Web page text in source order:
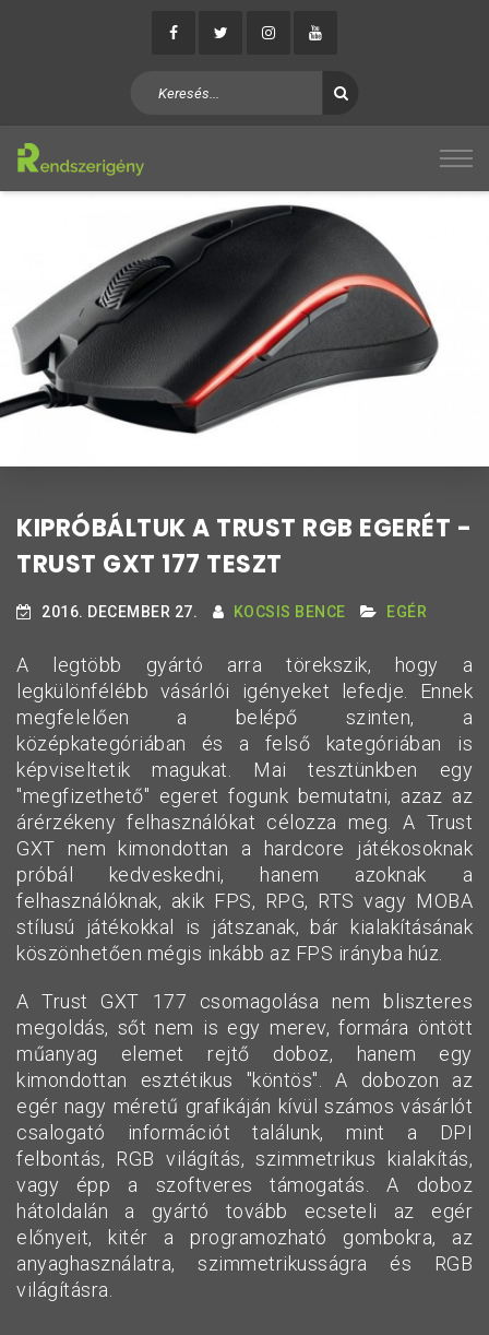
KIPRÓBÁLTUK A TRUST RGB EGERÉT -
TRUST GXT 177 TESZT
2016. DECEMBER 27. KOCSIS BENCE EGÉR
A legtöbb gyártó arra törekszik, hogy a
legkülönfélébb vásárlói igényeket lefedje. Ennek
megfelelően a belépő szinten, a
középkategóriában és a felső kategóriában is
képviseltetik magukat. Mai tesztünkben egy
"megfizethető" egeret fogunk bemutatni, azaz az
árérzékeny felhasználókat célozza meg. A Trust
GXT nem kimondottan a hardcore játékosoknak
próbál kedveskedni, hanem azoknak a
felhasználóknak, akik FPS, RPG, RTS vagy MOBA
stílusú játékokkal is játszanak, bár kialakításának
köszönhetően mégis inkább az FPS irányba húz.
A Trust GXT 177 csomagolása nem bliszteres
megoldás, sőt nem is egy merev, formára öntött
műanyag elemet rejtő doboz, hanem egy
kimondottan esztétikus "köntös". A dobozon az
egér nagy méretű grafikáján kívül számos vásárlót
csalogató információt találunk, mint a DPI
felbontás, RGB világítás, szimmetrikus kialakítás,
vagy épp a szoftveres támogatás. A doboz
hátoldalán a gyártó tovább ecseteli az egér
előnyeit, kitér a programozható gombokra, az
anyaghasználatra, szimmetrikusságra és RGB
világításra.